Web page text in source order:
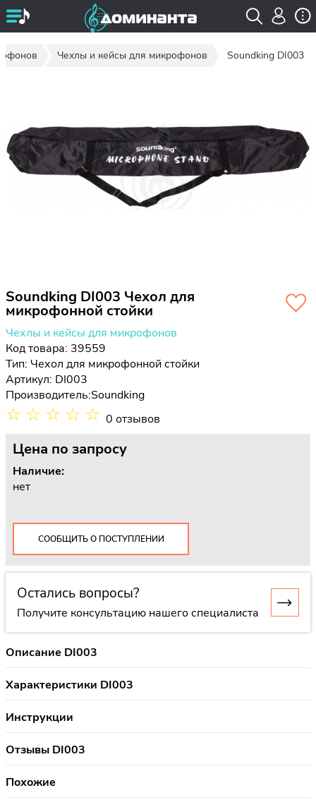
Чехлы и кейсы для микрофонов Soundking DI003
Soundking DI003 Чехол для
микрофонной стойки
Чехлы и кейсы для микрофонов
Код товара: 39559
Тип: Чехол для микрофонной стойки
Артикул: DI003
Производитель:Soundking
☆ ☆ ☆ ☆ ☆ 0 отзывов
Цена по запросу
Наличие:
нет
СООБЩИТЬ О ПОСТУПЛЕНИИ
Остались вопросы?
Получите консультацию нашего специалиста
Описание DI003
Характеристики DI003
Инструкции
Отзывы DI003
Похожие